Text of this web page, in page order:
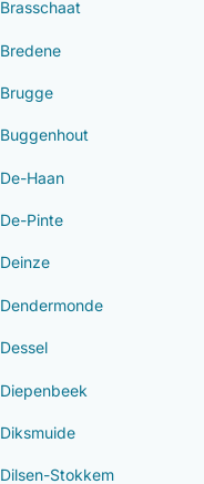
Brasschaat
Bredene
Brugge
Buggenhout
De-Haan
De-Pinte
Deinze
Dendermonde
Dessel
Diepenbeek
Diksmuide
Dilsen-Stokkem